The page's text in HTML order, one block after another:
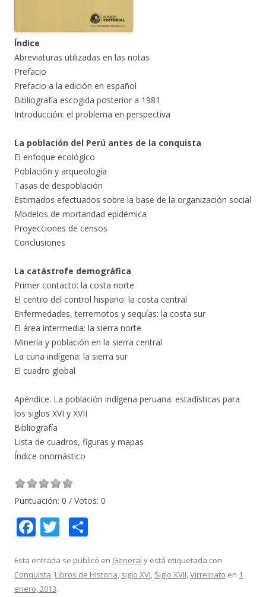
Índice
Abreviaturas utilizadas en las notas
Prefacio
Prefacio a la edición en español
Bibliografía escogida posterior a 1981
Introducción: el problema en perspectiva
La población del Perú antes de la conquista
El enfoque ecológico
Población y arqueología
Tasas de despoblación
Estimados efectuados sobre la base de la organización social
Modelos de mortandad epidémica
Proyecciones de censos
Conclusiones
La catástrofe demográfica
Primer contacto: la costa norte
El centro del control hispano: la costa central
Enfermedades, terremotos y sequías: la costa sur
El área intermedia: la sierra norte
Minería y población en la sierra central
La cuna indígena: la sierra sur
El cuadro global
Apéndice. La población indígena peruana: estadísticas para
los siglos XVI y XVII
Bibliografía
Lista de cuadros, figuras y mapas
Índice onomástico
Puntuación: 0 / Votos: 0
F
e
b
T
itt
er
m
p
Esta entrada se publicó en General y está etiquetada con
Conquista, Libros de Historia, siglo XVI, Siglo XVII,Virreinato en 1
enero, 2013.